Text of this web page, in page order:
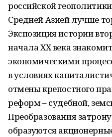
российской
Средней Азией лучше
Экспозиция истории
начала ХХ века
экономическими
в условиях
отмены крепостного
реформ – судебной,
Преобразования
образуются